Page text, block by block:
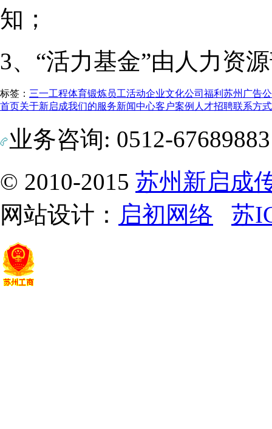
知；
3、“活力基金”由人力资
标签： 三一工程体育锻炼员工活动企业文化公司福利 苏州广告
首页关于新启成我们的服务新闻中心客户案例 人才招聘联系方式
业务咨询: 0512-
© 2010-2015 苏州新启成
网站设计： 启初网络 苏